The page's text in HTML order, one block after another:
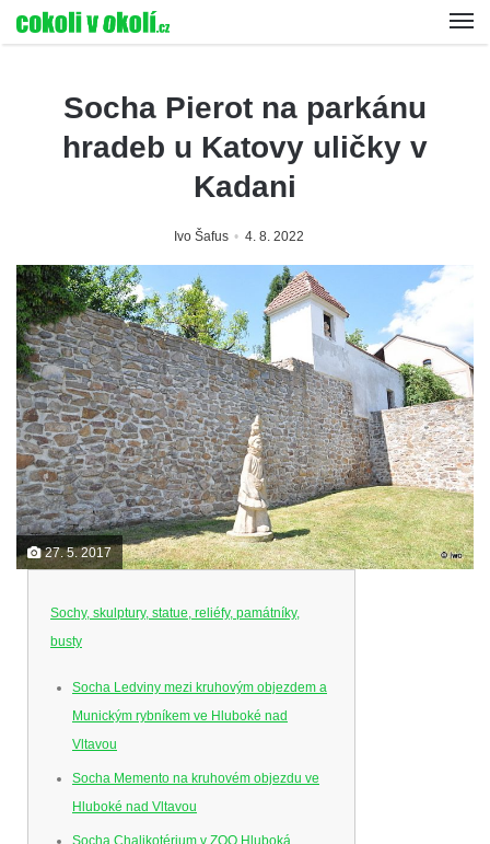
Socha Pierot na parkánu
hradeb u Katovy uličky v
Kadani
Ivo Šafus 4. 8. 2022
27. 5. 2017
Sochy, skulptury, statue, reliéfy, památníky,
busty
Socha Ledviny mezi kruhovým objezdem a
Munickým rybníkem ve Hluboké nad
Vltavou
Socha Memento na kruhovém objezdu ve
Hluboké nad Vltavou
Socha Chalikotérium v ZOO Hluboká